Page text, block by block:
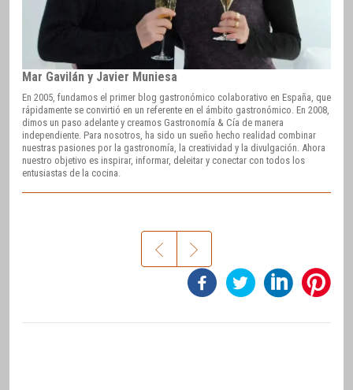
Mar Gavilán y Javier Muniesa
En 2005, fundamos el primer blog gastronómico colaborativo en España, que
rápidamente se convirtió en un referente en el ámbito gastronómico. En 2008,
dimos un paso adelante y creamos Gastronomía & Cía de manera
independiente. Para nosotros, ha sido un sueño hecho realidad combinar
nuestras pasiones por la gastronomía, la creatividad y la divulgación. Ahora
nuestro objetivo es inspirar, informar, deleitar y conectar con todos los
entusiastas de la cocina.